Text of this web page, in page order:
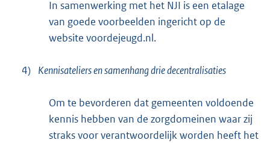
In samenwerking met het NJI is een etalage
van goede voorbeelden ingericht op de
website voordejeugd.nl.
4) Kennisateliers en samenhang drie decentralisaties
Om te bevorderen dat gemeenten voldoende
kennis hebben van de zorgdomeinen waar zij
straks voor verantwoordelijk worden heeft het